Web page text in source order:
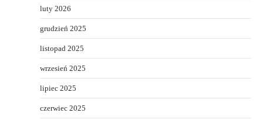
luty 2026
grudzień 2025
listopad 2025
wrzesień 2025
lipiec 2025
czerwiec 2025